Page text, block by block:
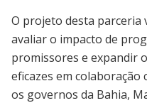
O projeto desta parceria
avaliar o impacto de
promissores e expandir
eficazes em colaboração
os governos da Bahia,